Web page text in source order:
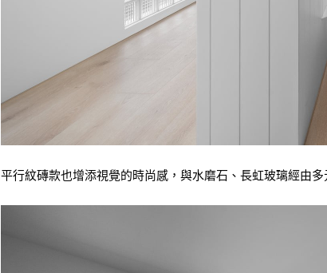
平行紋磚款也增添視覺的時尚感，與水磨石、長虹玻璃經由